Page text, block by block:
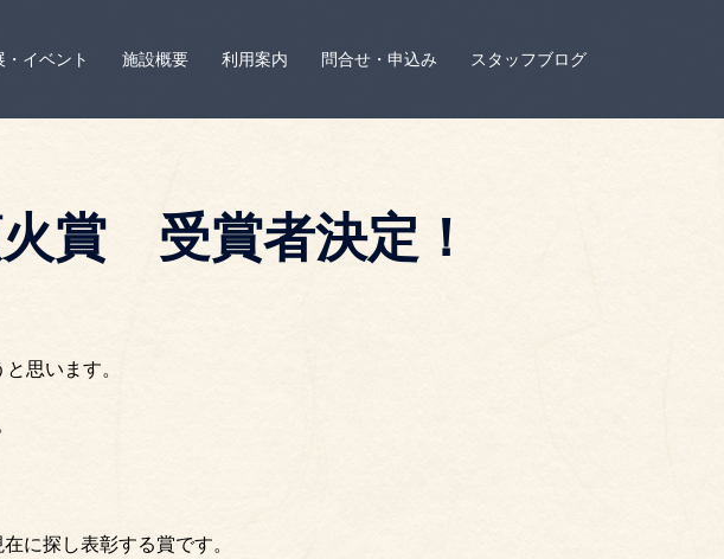
・イベント 施設概要 利用案内 問合せ・申込み スタッフブログ
賞 受賞者決定！
思います。
に探し表彰する賞です。